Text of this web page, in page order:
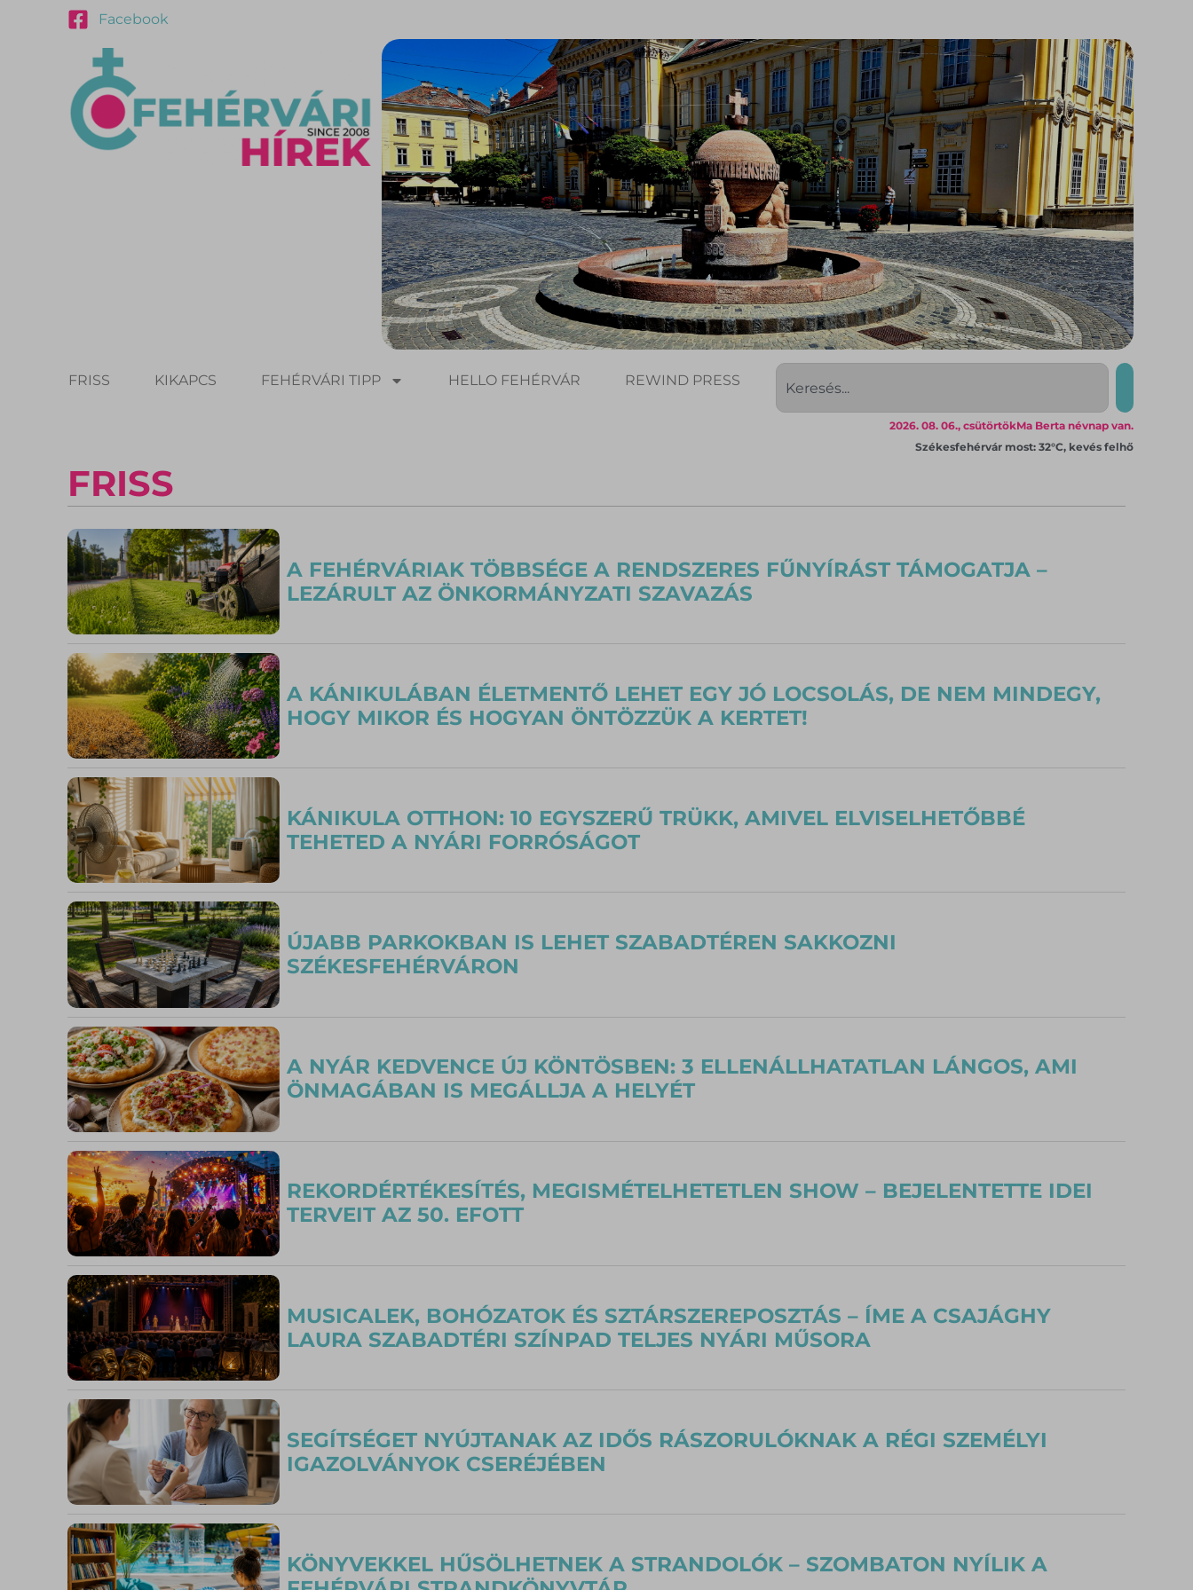
Facebook
FRISS KIKAPCS FEHÉRVÁRI TIPP HELLO FEHÉRVÁR REWIND PRESS
Ma Berta névnap van.
2026. 08. 06., csütörtök
Székesfehérvár most: 32°C, kevés felhő
FRISS
A FEHÉRVÁRIAK TÖBBSÉGE A RENDSZERES FŰNYÍRÁST TÁMOGATJA –
LEZÁRULT AZ ÖNKORMÁNYZATI SZAVAZÁS
A KÁNIKULÁBAN ÉLETMENTŐ LEHET EGY JÓ LOCSOLÁS, DE NEM MINDEGY,
HOGY MIKOR ÉS HOGYAN ÖNTÖZZÜK A KERTET!
KÁNIKULA OTTHON: 10 EGYSZERŰ TRÜKK, AMIVEL ELVISELHETŐBBÉ
TEHETED A NYÁRI FORRÓSÁGOT
ÚJABB PARKOKBAN IS LEHET SZABADTÉREN SAKKOZNI
SZÉKESFEHÉRVÁRON
A NYÁR KEDVENCE ÚJ KÖNTÖSBEN: 3 ELLENÁLLHATATLAN LÁNGOS, AMI
ÖNMAGÁBAN IS MEGÁLLJA A HELYÉT
REKORDÉRTÉKESÍTÉS, MEGISMÉTELHETETLEN SHOW – BEJELENTETTE IDEI
TERVEIT AZ 50. EFOTT
MUSICALEK, BOHÓZATOK ÉS SZTÁRSZEREPOSZTÁS – ÍME A CSAJÁGHY
LAURA SZABADTÉRI SZÍNPAD TELJES NYÁRI MŰSORA
SEGÍTSÉGET NYÚJTANAK AZ IDŐS RÁSZORULÓKNAK A RÉGI SZEMÉLYI
IGAZOLVÁNYOK CSERÉJÉBEN
KÖNYVEKKEL HŰSÖLHETNEK A STRANDOLÓK – SZOMBATON NYÍLIK A